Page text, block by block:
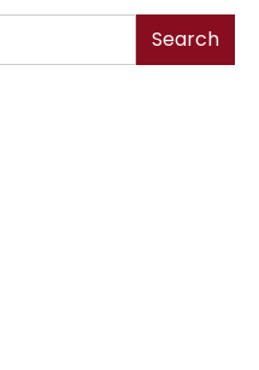
Search